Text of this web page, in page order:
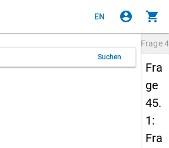
EN account_circle shopping_cart
Suchen
Frage
Fra
ge
45.
1:
Fra